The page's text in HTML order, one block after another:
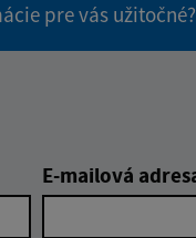
pre vás užitočné?
E-mailová